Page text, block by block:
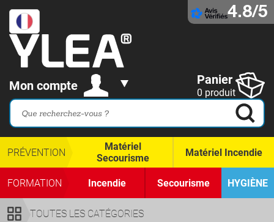
4.8/5
Mon compte Panier
0 produit
TOUTES LES CATÉGORIES
PRÉVENTION
Matériel
Secourisme
Matériel Incendie
FORMATION Incendie Secourisme HYGIÈNE